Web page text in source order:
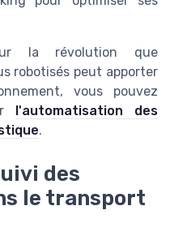
la révolution que
robotisés peut apporter
vous pouvez
l'automatisation des
.
des
le transport